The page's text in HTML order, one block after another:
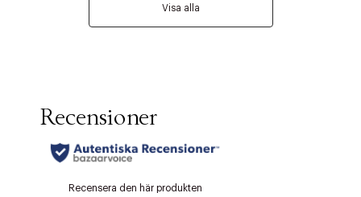
Visa alla